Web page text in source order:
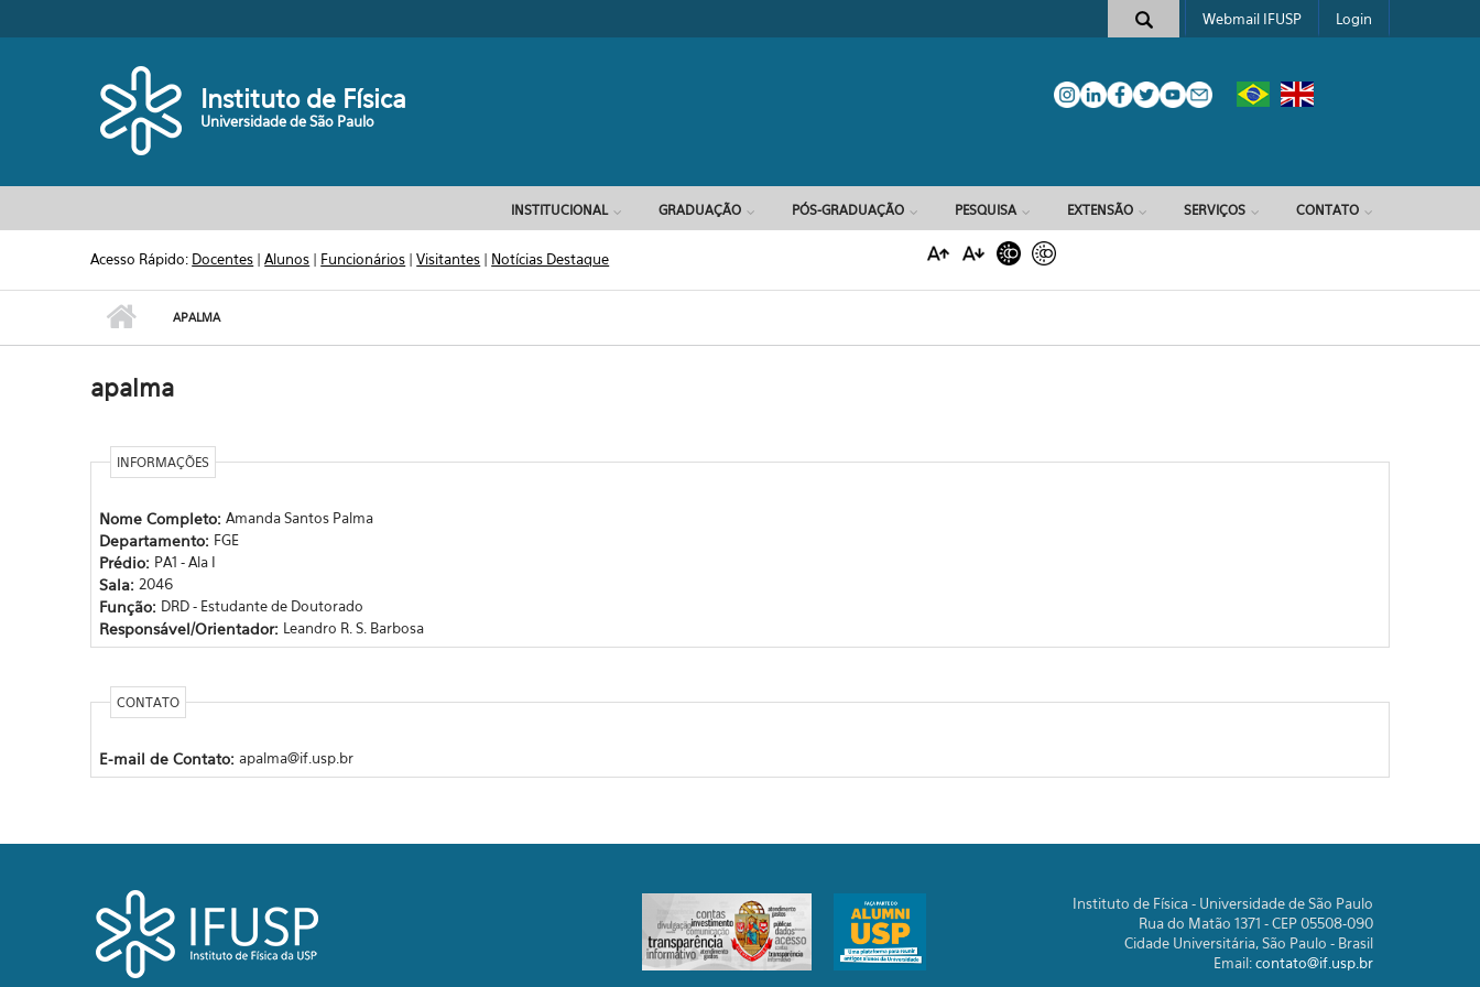
Formulário de busca
Webmail IFUSP Login
Instituto de Física
Universidade de São Paulo
INSTITUCIONAL GRADUAÇÃO PÓS-GRADUAÇÃO PESQUISA EXTENSÃO SERVIÇOS CONTATO
Acesso Rápido: Docentes |Alunos | Funcionários |Visitantes | Notícias Destaque
APALMA
apalma
INFORMAÇÕES
Nome Completo: Amanda Santos Palma
Departamento: FGE
Prédio: PA1 - Ala I
Sala: 2046
Função: DRD - Estudante de Doutorado
Responsável/Orientador: Leandro R. S. Barbosa
CONTATO
E-mail de Contato: apalma@if.usp.br
Instituto de Física - Universidade de São Paulo
Rua do Matão 1371 - CEP 05508-090
Cidade Universitária, São Paulo - Brasil
Email:contato@if.usp.br